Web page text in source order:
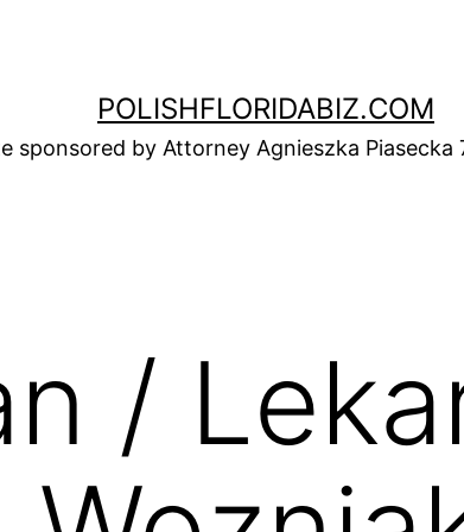
POLISHFLORIDABIZ.COM
sponsored by Attorney Agnieszka Piasecka
/